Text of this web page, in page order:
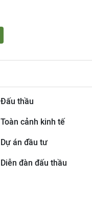
Đấu thầu
Toàn cảnh kinh tế
Dự án đầu tư
Diễn đàn đấu thầu